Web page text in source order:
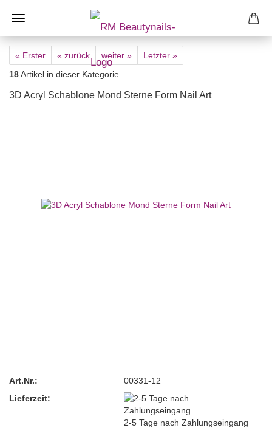
« Erster « zurück weiter »
Letzter »
18Artikel in dieser Kategorie
3D Acryl Schablone Mond Sterne Form Nail Art
Art.Nr.:
00331-12
Lieferzeit:
2-5 Tage nach Zahlungseingang